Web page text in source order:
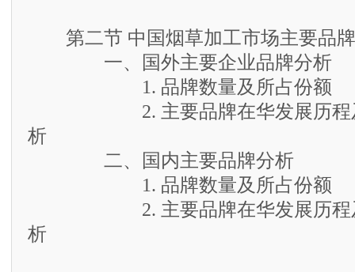
第二节 中国烟草加工市场主要品
一、国外主要企业品牌分析
1. 品牌数量及所占份额
2. 主要品牌在华发展历程及
析
二、国内主要品牌分析
1. 品牌数量及所占份额
2. 主要品牌在华发展历程及
析